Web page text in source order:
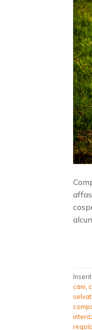
cani